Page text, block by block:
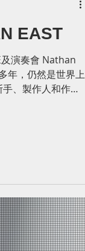
EAST
年，仍然是世界上
、製作人和作曲